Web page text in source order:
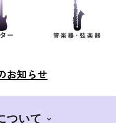
お知らせ
ついて